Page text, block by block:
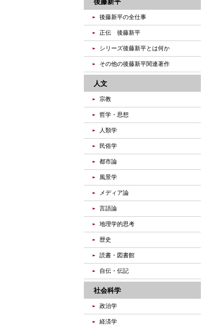
後藤新平
後藤新平の全仕事
正伝 後藤新平
シリーズ後藤新平とは何か
その他の後藤新平関連著作
人文
宗教
哲学・思想
人類学
民俗学
都市論
風景学
メディア論
言語論
地理学的思考
歴史
読書・図書館
自伝・伝記
社会科学
政治学
経済学